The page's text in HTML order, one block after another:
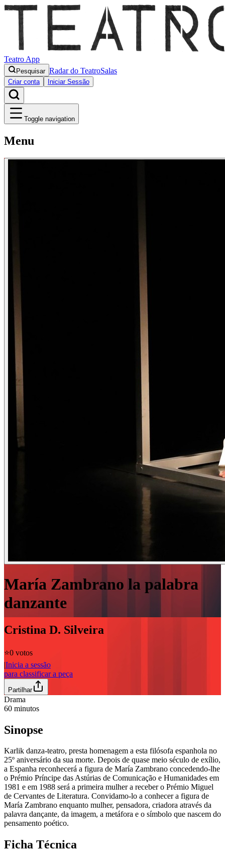
Teatro App
Pesquisar Radar do TeatroSalas
Criar conta Iniciar Sessão
Toggle navigation
Menu
María Zambrano la palabra
danzante
Cristina D. Silveira
⭐️0 votos
|Inicia a sessão
para classificar a peça
Partilhar
Drama
60 minutos
Sinopse
Karlik danza-teatro, presta homenagem a esta filósofa espanhola no
25º aniversário da sua morte. Depois de quase meio século de exílio,
a Espanha reconhecerá a figura de María Zambrano concedendo-lhe
o Prémio Príncipe das Astúrias de Comunicação e Humanidades em
1981 e em 1988 será a primeira mulher a receber o Prémio Miguel
de Cervantes de Literatura. Convidamo-lo a conhecer a figura de
María Zambrano enquanto mulher, pensadora, criadora através da
palavra dançante, da imagem, a metáfora e o símbolo que nascem do
pensamento poético.
Ficha Técnica